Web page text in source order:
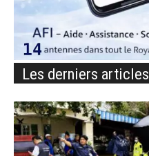
Les derniers articles